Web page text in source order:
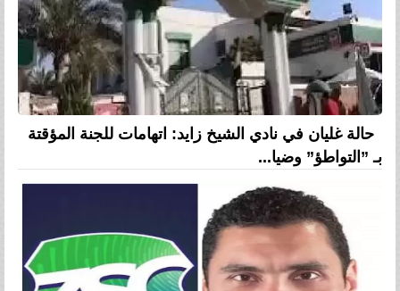
حالة غليان في نادي الشيخ زايد: اتهامات للجنة المؤقتة
بـ ”التواطؤ” وضيا...